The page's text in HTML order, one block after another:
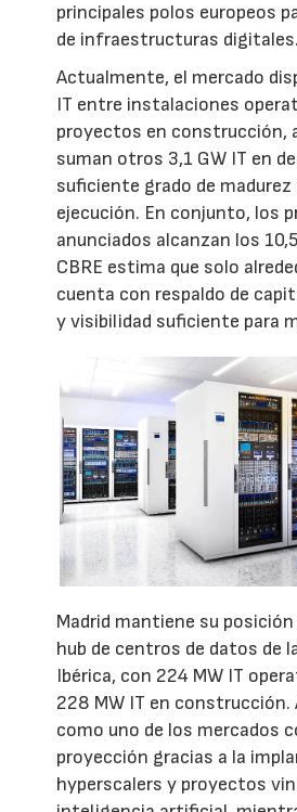
principales polos europeos
de infraestructuras digitales.
Actualmente, el mercado
IT entre instalaciones
proyectos en construcción,
suman otros 3,1 GW IT en
suficiente grado de madurez
ejecución. En conjunto, los
anunciados alcanzan los
CBRE estima que solo
cuenta con respaldo de
y visibilidad suficiente para
Madrid mantiene su
hub de centros de datos de
Ibérica, con 224 MW IT
228 MW IT en construcción.
como uno de los mercados
proyección gracias a la
hyperscalers y proyectos